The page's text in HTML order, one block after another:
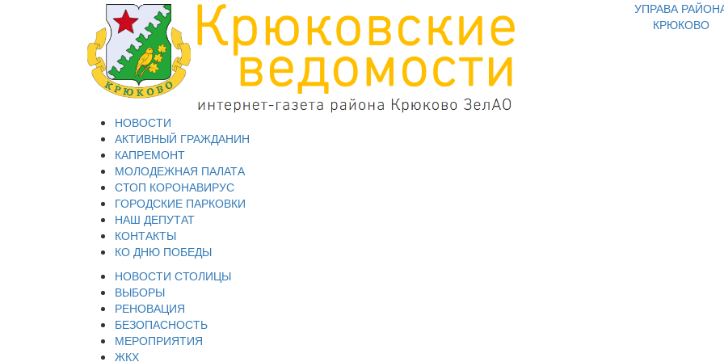
УПРАВА
КРЮКОВО
НОВОСТИ
АКТИВНЫЙ ГРАЖДАНИН
КАПРЕМОНТ
МОЛОДЕЖНАЯ ПАЛАТА
СТОП КОРОНАВИРУС
ГОРОДСКИЕ ПАРКОВКИ
НАШ ДЕПУТАТ
КОНТАКТЫ
КО ДНЮ ПОБЕДЫ
НОВОСТИ СТОЛИЦЫ
ВЫБОРЫ
РЕНОВАЦИЯ
БЕЗОПАСНОСТЬ
МЕРОПРИЯТИЯ
ЖКХ